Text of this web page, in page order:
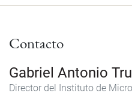
Contacto
Gabriel Antonio
Director del Instituto de